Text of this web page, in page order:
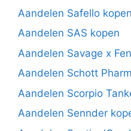
Aandelen Safello kopen
Aandelen SAS kopen
Aandelen Savage x
Aandelen Schott
Aandelen Scorpio
Aandelen Sennder